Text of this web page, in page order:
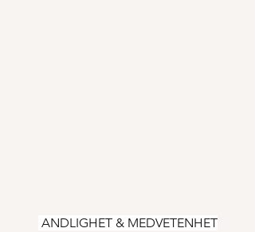
ANDLIGHET & MEDVETENHET